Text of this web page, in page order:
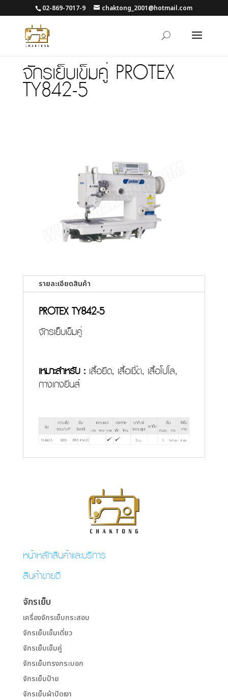
02-869-7017-9 chaktong_2001@hotmail.com
จักรเย็บเข็มคู่ PROTEX
TY842-5
รายละเอียดสินค้า
PROTEX TY842-5
จักรเย็บเข็มคู่
เหมาะสำหรับ :เสื้อยืด, เสื้อเชิ๊ต, เสื้อโปโล,
กางเกงยีนส์
หน้าหลักสินค้าและบริการ
สินค้าขายดี
จักรเย็บ
เครื่องจักรเย็บกระสอบ
จักรเย็บเข็มเดี่ยว
จักรเย็บเข็มคู่
จักรเย็บทรงกระบอก
จักรเย็บป้าย
จักรเย็บผ้าปัดเงา